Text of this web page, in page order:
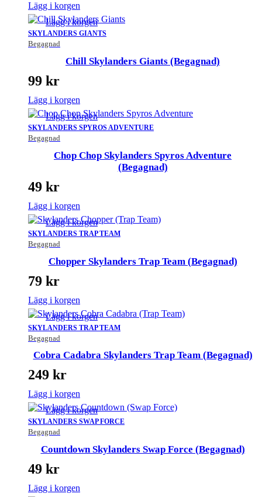
Lägg i korgen
SKYLANDERS GIANTS
Begagnad
Lägg i korgen
Chill Skylanders Giants (Begagnad)
99 kr
Lägg i korgen
SKYLANDERS SPYROS ADVENTURE
Begagnad
Lägg i korgen
Chop Chop Skylanders Spyros Adventure
(Begagnad)
49 kr
Lägg i korgen
SKYLANDERS TRAP TEAM
Begagnad
Lägg i korgen
Chopper Skylanders Trap Team (Begagnad)
79 kr
Lägg i korgen
SKYLANDERS TRAP TEAM
Begagnad
Lägg i korgen
Cobra Cadabra Skylanders Trap Team (Begagnad)
249 kr
Lägg i korgen
SKYLANDERS SWAP FORCE
Begagnad
Lägg i korgen
Countdown Skylanders Swap Force (Begagnad)
49 kr
Lägg i korgen